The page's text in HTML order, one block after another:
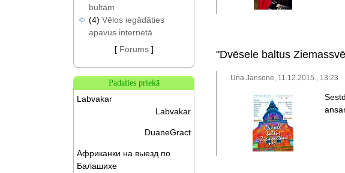
"Dvēsele baltus
Una Jansone, 11.12.2015., 13:23
bultām
(4) Vēlos iegādāties
apavus internetā
[ Forums]
Padalies priekā
Labvakar
Labvakar
DuaneGract
Африканки на выезд по
Балашихе